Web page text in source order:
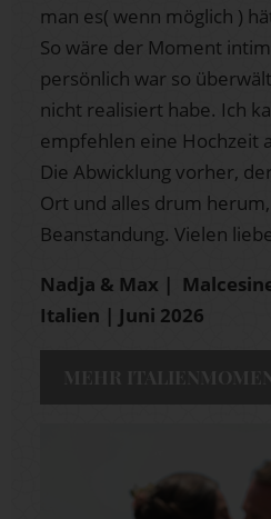
man es( wenn möglich )
So wäre der Moment
persönlich war so
nicht realisiert habe. Ich
empfehlen eine Hochzeit
Die Abwicklung vorher,
Ort und alles drum
Beanstandung. Vielen
Nadja & Max |
Italien | Juni 2026